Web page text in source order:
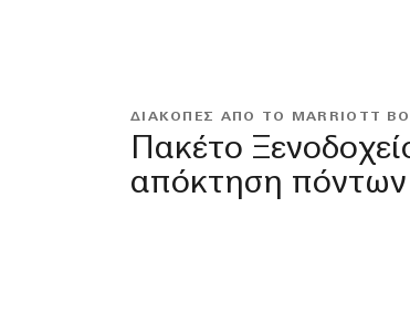
ΔΙΑΚΟΠΕΣ ΑΠΟ ΤΟ MARRIOTT
Πακέτο
απόκτηση πόντων